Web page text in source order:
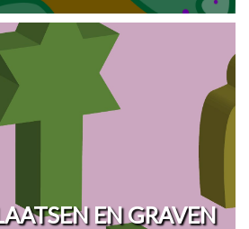
EN GRAVEN